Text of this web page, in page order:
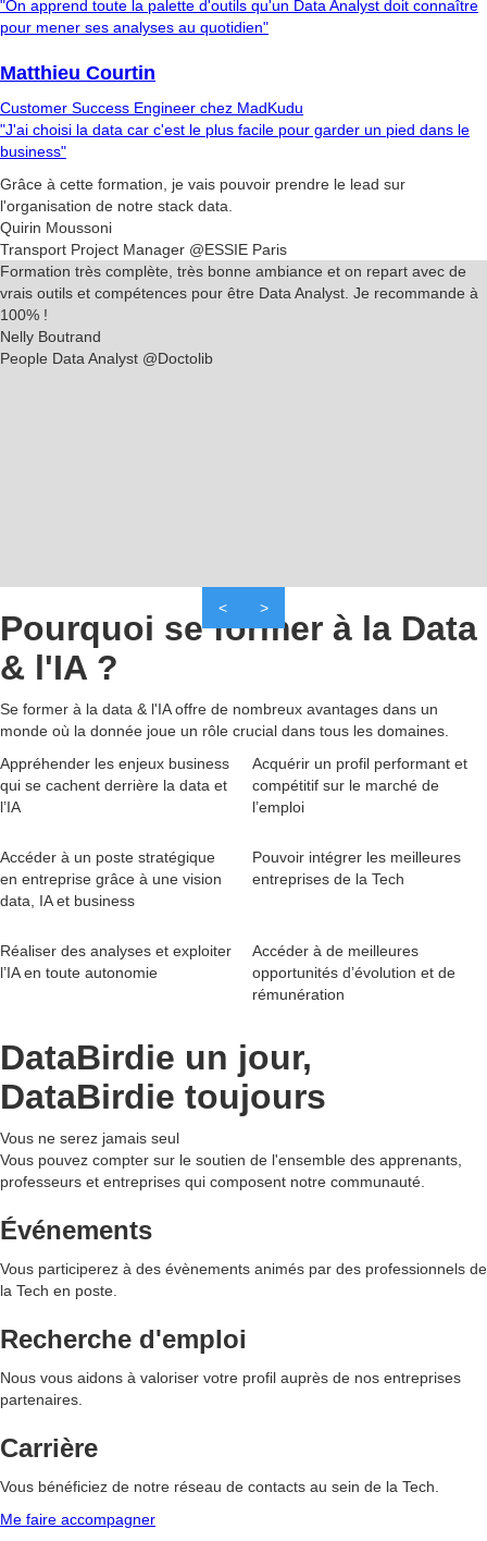
"On apprend toute la palette d'outils qu'un Data Analyst doit connaître
pour mener ses analyses au quotidien"
Matthieu Courtin
Customer Success Engineer chez MadKudu
"J'ai choisi la data car c'est le plus facile pour garder un pied dans le
business"
Grâce à cette formation, je vais pouvoir prendre le lead sur
l'organisation de notre stack data.
Quirin Moussoni
Transport Project Manager @ESSIE Paris
Formation très complète, très bonne ambiance et on repart avec de
vrais outils et compétences pour être Data Analyst. Je recommande à
100% !
Nelly Boutrand
People Data Analyst @Doctolib
< >
Pourquoi se former à la Data
& l'IA ?
Se former à la data & l'IA offre de nombreux avantages dans un
monde où la donnée joue un rôle crucial dans tous les domaines.
Appréhender les enjeux business
qui se cachent derrière la data et
l’IA
Acquérir un profil performant et
compétitif sur le marché de
l’emploi
Accéder à un poste stratégique
en entreprise grâce à une vision
data, IA et business
Pouvoir intégrer les meilleures
entreprises de la Tech
Réaliser des analyses et exploiter
l’IA en toute autonomie
Accéder à de meilleures
opportunités d’évolution et de
rémunération
DataBirdie un jour,
DataBirdie toujours
Vous ne serez jamais seul
Vous pouvez compter sur le soutien de l'ensemble des apprenants,
professeurs et entreprises qui composent notre communauté.
Événements
Vous participerez à des évènements animés par des professionnels de
la Tech en poste.
Recherche d'emploi
Nous vous aidons à valoriser votre profil auprès de nos entreprises
partenaires.
Carrière
Vous bénéficiez de notre réseau de contacts au sein de la Tech.
Me faire accompagner